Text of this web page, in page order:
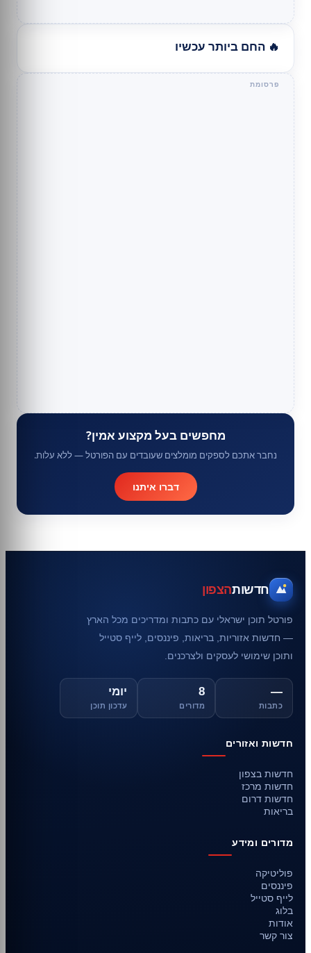
🔥 החם ביותר עכשיו
מחפשים בעל מקצוע אמין?
נחבר אתכם לספקים מומלצים שעובדים עם הפורטל — ללא עלות.
דברו איתנו
חדשותהצפון
פורטל תוכן ישראלי עם כתבות ומדריכים מכל הארץ
— חדשות אזוריות, בריאות, פיננסים, לייף סטייל
ותוכן שימושי לעסקים ולצרכנים.
—
כתבות
8
מדורים
יומי
עדכון תוכן
חדשות ואזורים
חדשות בצפון
חדשות מרכז
חדשות דרום
בריאות
מדורים ומידע
פוליטיקה
פיננסים
לייף סטייל
בלוג
אודות
צור קשר